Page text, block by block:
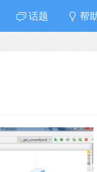
话题 帮